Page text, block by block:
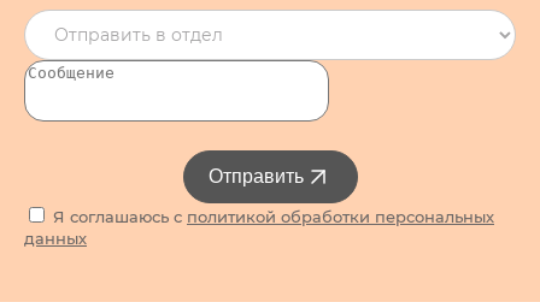
Я соглашаюсь с политикой обработки персональных
данных
Отправить